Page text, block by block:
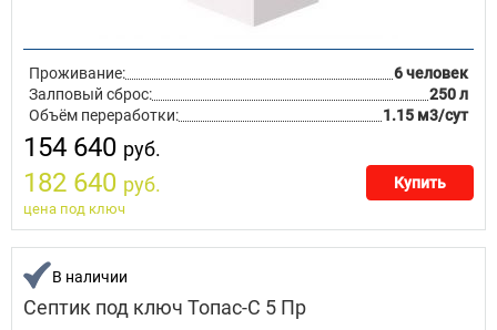
Проживание:
6 человек
Залповый сброс:
250 л
Объём переработки:
1.15 м3/сут
154 640 руб.
182 640 руб. Купить
цена под ключ
В наличии
Септик под ключ Топас-С 5 Пр